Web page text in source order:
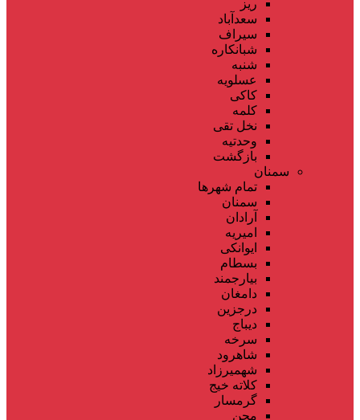
ریز
سعدآباد
سیراف
شبانکاره
شنبه
عسلویه
کاکی
کلمه
نخل تقی
وحدتیه
بازگشت
سمنان
تمام شهر‌ها
سمنان
آرادان
امیریه
ایوانکی
بسطام
بیارجمند
دامغان
درجزین
دیباج
سرخه
شاهرود
شهمیرزاد
کلاته خیج
گرمسار
مجن